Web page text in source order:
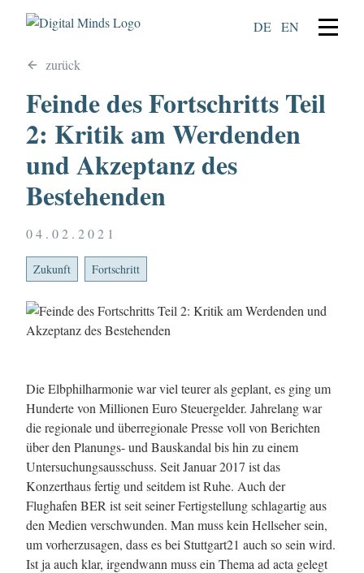
DE EN
zurück
Feinde des Fortschritts Teil
2: Kritik am Werdenden
und Akzeptanz des
Bestehenden
04.02.2021
Zukunft Fortschritt
Die Elbphilharmonie war viel teurer als geplant, es ging um
Hunderte von Millionen Euro Steuergelder. Jahrelang war
die regionale und überregionale Presse voll von Berichten
über den Planungs- und Bauskandal bis hin zu einem
Untersuchungsausschuss. Seit Januar 2017 ist das
Konzerthaus fertig und seitdem ist Ruhe. Auch der
Flughafen BER ist seit seiner Fertigstellung schlagartig aus
den Medien verschwunden. Man muss kein Hellseher sein,
um vorherzusagen, dass es bei Stuttgart21 auch so sein wird.
Ist ja auch klar, irgendwann muss ein Thema ad acta gelegt